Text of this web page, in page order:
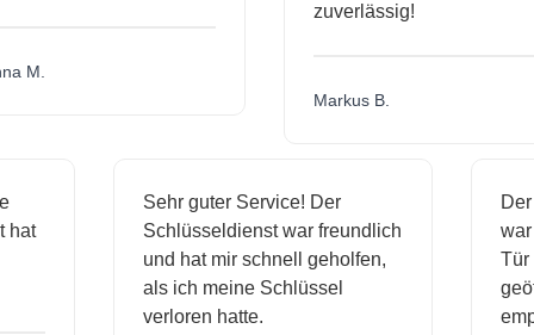
M.
zuverlässig!
Markus B.
hat
Sehr guter Service! Der
Schlüsseldienst war freundlich
und hat mir schnell geholfen,
als ich meine Schlüssel
verloren hatte.